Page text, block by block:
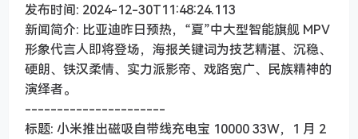
发布时间: 2024-12-30T11:48:24.113
新闻简介: 比亚迪昨日预热，“夏”中大型智能旗舰 MPV
形象代言人即将登场，海报关键词为技艺精湛、沉稳、
硬朗、铁汉柔情、实力派影帝、戏路宽广、民族精神的
演绎者。
----------------------
标题: 小米推出磁吸自带线充电宝 10000 33W，1 月 2